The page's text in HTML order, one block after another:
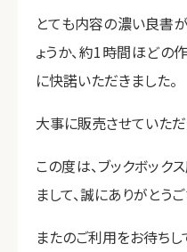
とても内容の濃い良書
ょうか、約1時間ほどの
に快諾いただきました。
大事に販売させていただ
この度は、ブックボッ
まして、誠にありがとう
またのご利用をお待ちし